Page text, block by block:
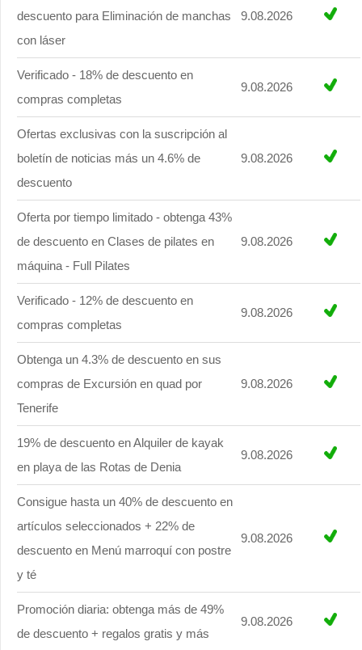
descuento para Eliminación de manchas
con láser
9.08.2026
Verificado - 18% de descuento en
compras completas
9.08.2026
Ofertas exclusivas con la suscripción al
boletín de noticias más un 4.6% de
descuento
9.08.2026
Oferta por tiempo limitado - obtenga 43%
de descuento en Clases de pilates en
máquina - Full Pilates
9.08.2026
Verificado - 12% de descuento en
compras completas
9.08.2026
Obtenga un 4.3% de descuento en sus
compras de Excursión en quad por
Tenerife
9.08.2026
19% de descuento en Alquiler de kayak
en playa de las Rotas de Denia
9.08.2026
Consigue hasta un 40% de descuento en
artículos seleccionados + 22% de
descuento en Menú marroquí con postre
y té
9.08.2026
Promoción diaria: obtenga más de 49%
de descuento + regalos gratis y más
9.08.2026